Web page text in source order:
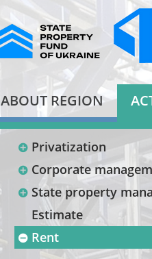
ABOUT REGION
Privatization
Corporate
State property
Estimate
Rent